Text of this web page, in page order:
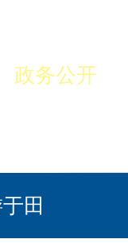
政务公开
田